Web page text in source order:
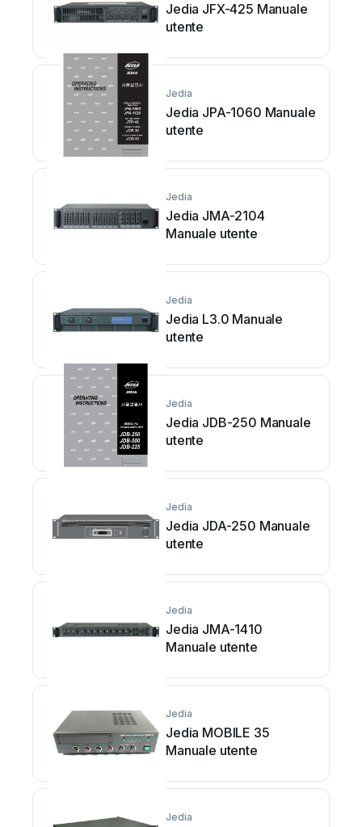
Jedia JFX-425 Manuale
utente
Jedia
Jedia JPA-1060 Manuale
utente
Jedia
Jedia JMA-2104
Manuale utente
Jedia
Jedia L3.0 Manuale
utente
Jedia
Jedia JDB-250 Manuale
utente
Jedia
Jedia JDA-250 Manuale
utente
Jedia
Jedia JMA-1410
Manuale utente
Jedia
Jedia MOBILE 35
Manuale utente
Jedia